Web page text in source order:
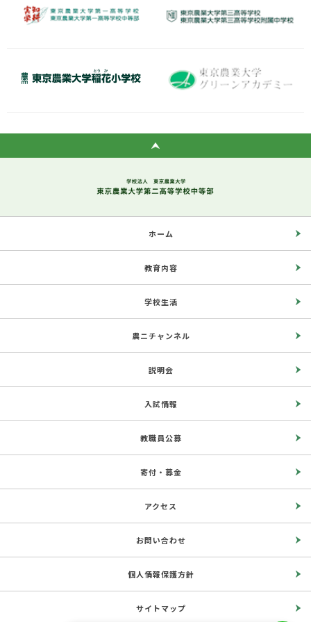
ホーム
教育内容
学校生活
農ニチャンネル
説明会
入試情報
教職員公募
寄付・募金
アクセス
お問い合わせ
個人情報保護方針
サイトマップ